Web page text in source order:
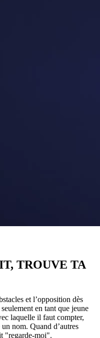
TROUVE TA
et l’opposition dès
en tant que jeune
laquelle il faut compter,
nom. Quand d’autres
"regarde-moi".